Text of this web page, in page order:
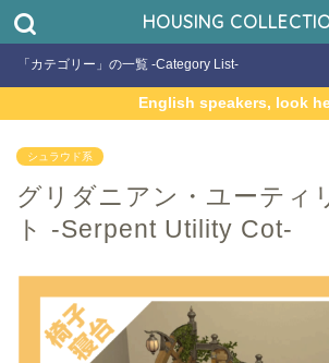
HOUSING
「カテゴリー」の一覧 -Category List-
English speakers, look
シュラウド系
グリダニアン・ユーティ
ト -Serpent Utility Cot-